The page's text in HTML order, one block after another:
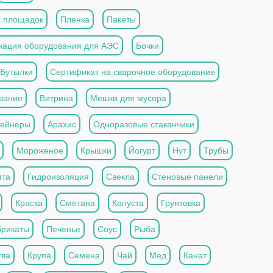
площадок Пленка Пакеты
оборудования для АЭС Бочки
Бутылки Сертификат на сварочное оборудование
Витрина Мешки для мусора
Арахис Одноразовые стаканчики
Мороженое Крышки Йогурт Нут Трубы
Гидроизоляция Свекла Стеновые панели
Краска Сметана Капуста Грунтовка
Печенье Соус Рыба
Крупа Семена Чай Мед Канат